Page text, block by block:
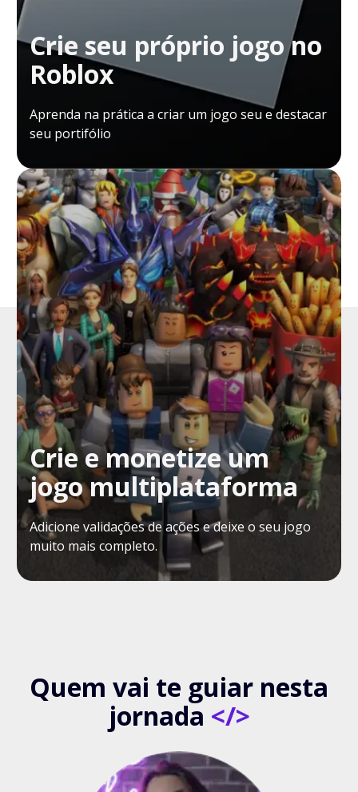
Crie seu próprio jogo no
Roblox
Aprenda na prática a criar um jogo seu e destacar
seu portifólio
Crie e monetize um
jogo multiplataforma
Adicione validações de ações e deixe o seu jogo
muito mais completo.
Quem vai te guiar nesta
jornada </>